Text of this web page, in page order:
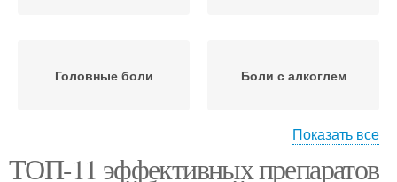
Головные боли Боли с алкоглем
Боли в зависимости
Показать все
ТОП-11 эффективных препаратов